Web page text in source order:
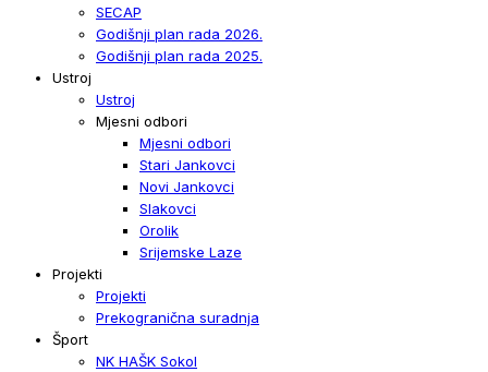
SECAP
Godišnji plan rada 2026.
Godišnji plan rada 2025.
Ustroj
Ustroj
Mjesni odbori
Mjesni odbori
Stari Jankovci
Novi Jankovci
Slakovci
Orolik
Srijemske Laze
Projekti
Projekti
Prekogranična suradnja
Šport
NK HAŠK Sokol